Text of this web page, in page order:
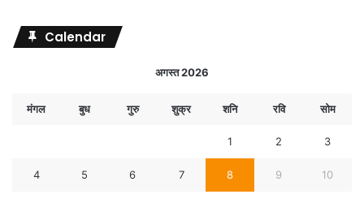
Calendar
अगस्त 2026
मंगल बुध गुरु शुक्र शनि रवि सोम
1 2 3
4 5 6 7 8 9 10